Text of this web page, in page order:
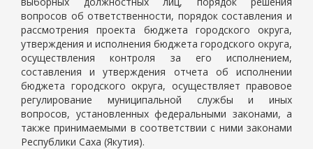
вопросов об ответственности, порядок составления и
рассмотрения проекта бюджета городского округа,
утверждения и исполнения бюджета городского округа,
осуществления контроля за его исполнением,
составления и утверждения отчета об исполнении
бюджета городского округа, осуществляет правовое
регулирование муниципальной службы и иных
вопросов, установленных федеральными законами, а
также принимаемыми в соответствии с ними законами
Республики Саха (Якутия).